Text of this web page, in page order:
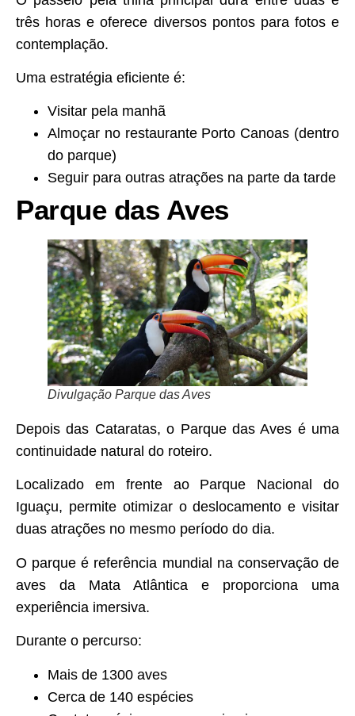
três horas e oferece diversos pontos para fotos e
contemplação.
Uma estratégia eficiente é:
Visitar pela manhã
Almoçar no restaurante Porto Canoas (dentro
do parque)
Seguir para outras atrações na parte da tarde
Parque das Aves
Divulgação Parque das Aves
Depois das Cataratas, o Parque das Aves é uma
continuidade natural do roteiro.
Localizado em frente ao Parque Nacional do
Iguaçu, permite otimizar o deslocamento e visitar
duas atrações no mesmo período do dia.
O parque é referência mundial na conservação de
aves da Mata Atlântica e proporciona uma
experiência imersiva.
Durante o percurso:
Mais de 1300 aves
Cerca de 140 espécies